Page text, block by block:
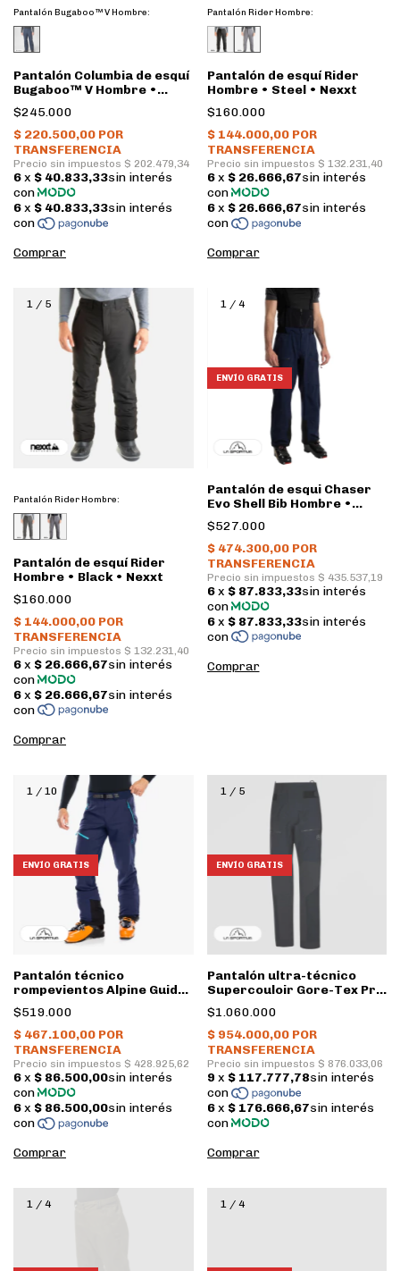
Pantalón Bugaboo™ V Hombre:
Pantalón Columbia de esquí
Bugaboo™ V Hombre •
Collegiate Navy
$245.000
Comprar
Pantalón Rider Hombre:
Pantalón de esquí Rider
Hombre • Steel • Nexxt
$160.000
Comprar
1 / 5
Pantalón Rider Hombre:
Pantalón de esquí Rider
Hombre • Black • Nexxt
$160.000
Comprar
1/ 4
ENVÍO GRATIS
Pantalón de esqui Chaser
Evo Shell Bib Hombre •
Deep Sea, Cherry Tomato •
La Sportiva
$527.000
Comprar
1 / 10
ENVÍO GRATIS
Pantalón técnico
rompevientos Alpine Guide
Windstopper Hombre •
Deep sea • La Sportiva
$519.000
Comprar
1 / 5
ENVÍO GRATIS
Pantalón ultra-técnico
Supercouloir Gore-Tex Pro
Hombre • Black, cloud • La
Sportiva
$1.060.000
Comprar
1 / 4 1/ 4